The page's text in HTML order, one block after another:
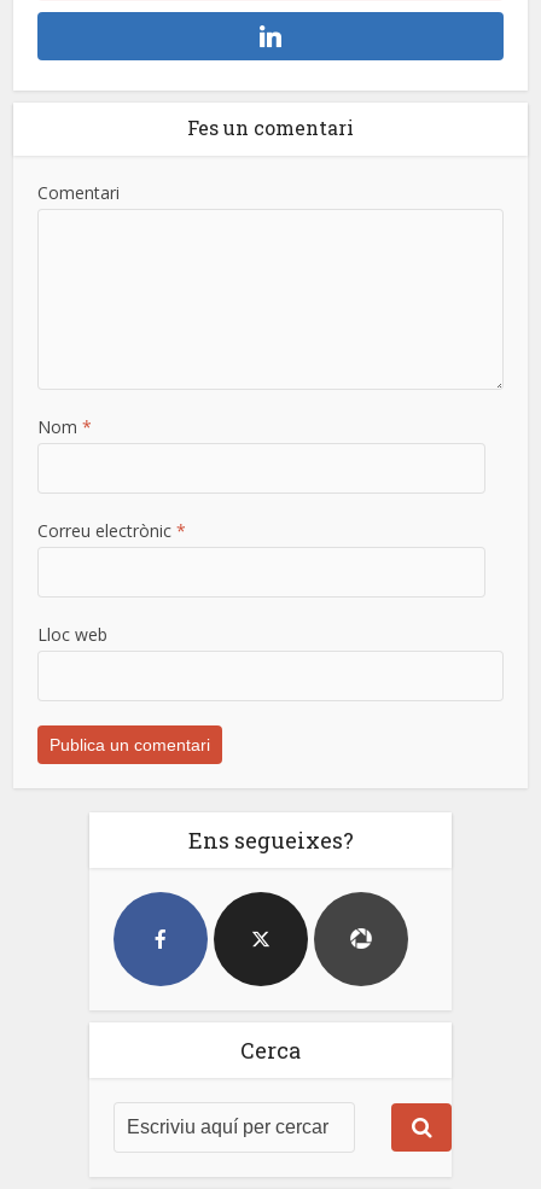
Fes un comentari
Comentari
Nom*
Correu electrònic*
Lloc web
Ens segueixes?
Cerca